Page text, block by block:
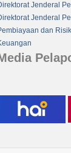
Jenderal
Jenderal
dan